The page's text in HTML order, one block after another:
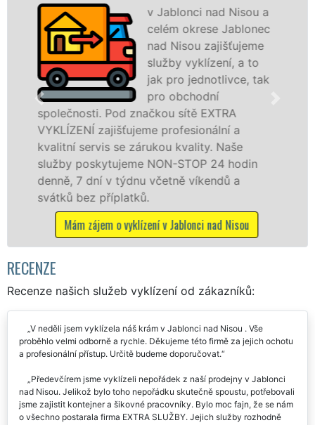
Nisou a
Jablonec
a to
tak
hodin
Společnost EXTRA
VYKLÍZENÍ zajištuje
prostřednictvím
franchisových
levné, přesto
profesionální
v Jablonci nad Nisou a okolí.
tuto službu jak fyzickým, tak
osobám se zárukou kvalitně
práce, a to NON-STOP bez dalších
Mám zájem o vyklízecí práce v Jablonci
RECENZE
Recenze našich služeb vyklízení od zákazníků:
V neděli jsem vyklízela náš krám v Jablonci nad Nisou . Vše
proběhlo velmi odborně a rychle. Děkujeme této firmě za jejich ochotu
a profesionální přístup. Určitě budeme doporučovat.
Předevčírem jsme vyklízeli nepořádek z naší prodejny v Jablonci
nad Nisou. Jelikož bylo toho nepořádku skutečně spoustu, potřebovali
jsme zajistit kontejner a šikovné pracovníky. Bylo moc fajn, že se nám
o všechno postarala firma EXTRA SLUŽBY. Jejich služby rozhodně